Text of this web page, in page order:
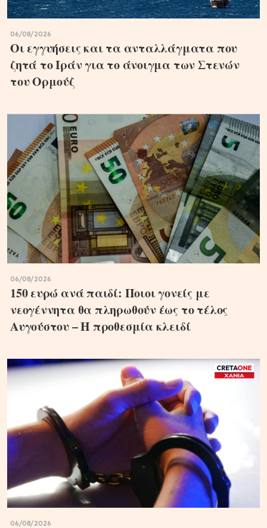
06/08/2026
Οι εγγυήσεις και τα ανταλλάγματα που
ζητά το Ιράν για το άνοιγμα των Στενών
του Ορμούζ
06/08/2026
150 ευρώ ανά παιδί: Ποιοι γονείς με
νεογέννητα θα πληρωθούν έως το τέλος
Αυγούστου – Η προθεσμία κλειδί
06/08/2026